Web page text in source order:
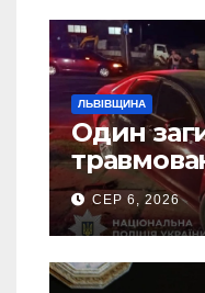
ЛЬВІВЩИНА
Один
ДТП на
СЕР 6, 2026